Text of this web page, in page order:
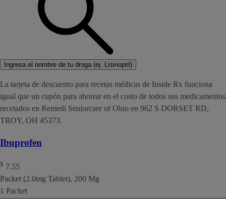
Ingresa el nombre de tu droga (ej. Lisinopril)
La tarjeta de descuento para recetas médicas de Inside Rx funciona
igual que un cupón para ahorrar en el costo de todos sus medicamentos
recetados en Remedi Seniorcare of Ohio en 962 S DORSET RD,
TROY, OH 45373.
Ibuprofen
$ 7.55
Packet (2.0mg Tablet), 200 Mg
1 Packet